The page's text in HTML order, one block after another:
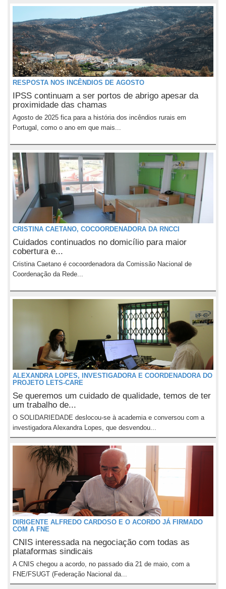
RESPOSTA NOS INCÊNDIOS DE AGOSTO
IPSS continuam a ser portos de abrigo apesar da
proximidade das chamas
Agosto de 2025 fica para a história dos incêndios rurais em
Portugal, como o ano em que mais...
CRISTINA CAETANO, COCOORDENADORA DA RNCCI
Cuidados continuados no domicílio para maior
cobertura e...
Cristina Caetano é cocoordenadora da Comissão Nacional de
Coordenação da Rede...
ALEXANDRA LOPES, INVESTIGADORA E COORDENADORA DO
PROJETO LETS-CARE
Se queremos um cuidado de qualidade, temos de ter
um trabalho de...
O SOLIDARIEDADE deslocou-se à academia e conversou com a
investigadora Alexandra Lopes, que desvendou...
DIRIGENTE ALFREDO CARDOSO E O ACORDO JÁ FIRMADO
COM A FNE
CNIS interessada na negociação com todas as
plataformas sindicais
A CNIS chegou a acordo, no passado dia 21 de maio, com a
FNE/FSUGT (Federação Nacional da...